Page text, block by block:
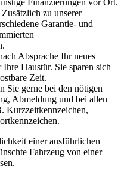
Finanzierungen vor Ort.
Zusätzlich zu unserer
Garantie- und
Absprache Ihr neues
Haustür. Sie sparen sich
Zeit.
Sie gerne bei den nötigen
Abmeldung und bei allen
Kurzzeitkennzeichen,
einer ausführlichen
Fahrzeug von einer